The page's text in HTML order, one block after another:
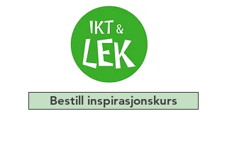
Bestill inspirasjonskurs